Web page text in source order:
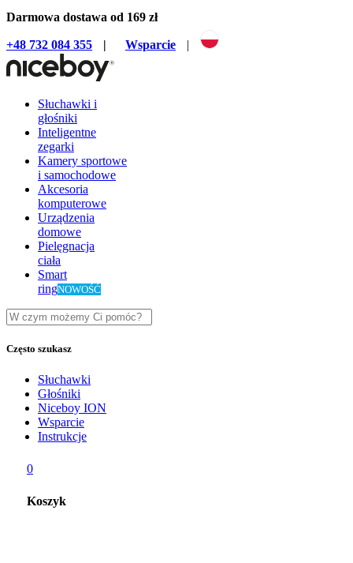
Darmowa dostawa od 169 zł
+48 732 084 355 | Wsparcie |
Słuchawki i
głośniki
Inteligentne
zegarki
Kamery sportowe
i samochodowe
Akcesoria
komputerowe
Urządzenia
domowe
Pielęgnacja
ciała
Smart
ringNOWOŚĆ
Często szukasz
Słuchawki
Głośniki
Niceboy ION
Wsparcie
Instrukcje
0
Koszyk